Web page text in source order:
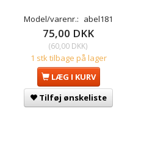
Model/varenr.: abel181
75,00 DKK
(60,00 DKK)
1 stk tilbage på lager
LÆG I KURV
Tilføj ønskeliste